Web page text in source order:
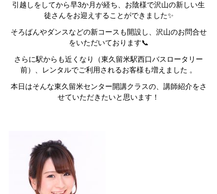
引越しをしてから早3か月が経ち、お陰様で沢山の新しい生
徒さんをお迎えすることができました✨
そろばんやダンスなどの新コースも開設し、沢山のお問合せ
をいただいております📞
さらに駅からも近くなり（東久留米駅西口バスロータリー
前）、レンタルでご利用されるお客様も増えました 。
本日はそんな東久留米センター開講クラスの、講師紹介をさ
せていただきたいと思います！